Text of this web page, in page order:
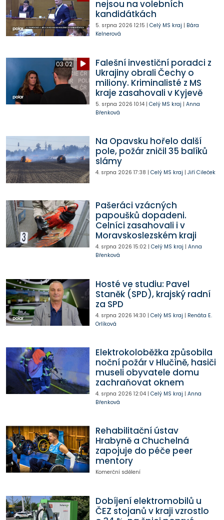
nejsou na volebních
kandidátkách
5. srpna 2026 12:15 | Celý MS kraj | Bára
Kelnerová
03:02
Falešní investiční poradci z
Ukrajiny obrali Čechy o
miliony. Kriminalisté z MS
kraje zasahovali v Kyjevě
5. srpna 2026 10:14| Celý MS kraj | Anna
Břenková
Na Opavsku hořelo další
pole, požár zničil 35 balíků
slámy
4. srpna 2026 17:38 | Celý MS kraj | Jiří Cileček
Pašeráci vzácných
papoušků dopadeni.
Celníci zasahovali i v
Moravskoslezském kraji
4. srpna 2026 15:02| Celý MS kraj | Anna
Břenková
Hosté ve studiu: Pavel
Staněk (SPD), krajský radní
za SPD
4. srpna 2026 14:30 | Celý MS kraj | Renáta E.
Orlíková
Elektrokoloběžka způsobila
noční požár v Hlučíně, hasiči
museli obyvatele domu
zachraňovat oknem
4. srpna 2026 12:04| Celý MS kraj | Anna
Břenková
Rehabilitační ústav
Hrabyně a Chuchelná
zapojuje do péče peer
mentory
Komerční sdělení
Dobíjení elektromobilů u
ČEZ stojanů v kraji vzrostlo